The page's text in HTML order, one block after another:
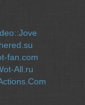
fan.com
All.ru